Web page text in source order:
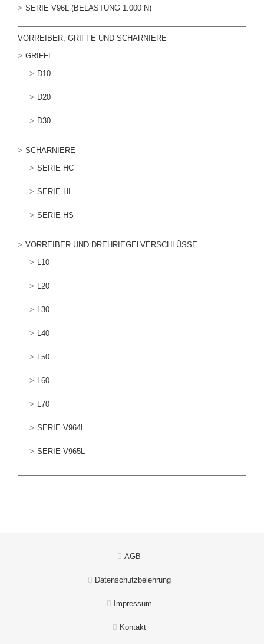
SERIE V96L (BELASTUNG 1.000 N)
VORREIBER, GRIFFE UND SCHARNIERE
GRIFFE
D10
D20
D30
SCHARNIERE
SERIE HC
SERIE HI
SERIE HS
VORREIBER UND DREHRIEGELVERSCHLÜSSE
L10
L20
L30
L40
L50
L60
L70
SERIE V964L
SERIE V965L
AGB
Datenschutzbelehrung
Impressum
Kontakt